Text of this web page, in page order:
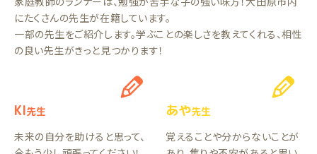
にたくさんの先生が在籍しています。
一部の先生をご紹介します。学ぶことの楽しさを教えてくれる、相性
の良い先生がきっと見つかります！
KI先生
未来の自分を助けると思って、
あや先生
覚えることや分からないことが